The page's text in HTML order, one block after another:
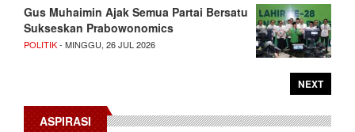
Gus Muhaimin Ajak Semua Partai Bersatu
Sukseskan Prabowonomics
POLITIK- MINGGU, 26 JUL 2026
NEXT
ASPIRASI